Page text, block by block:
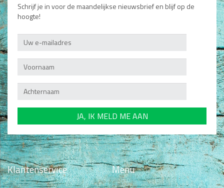
Schrijf je in voor de maandelijkse nieuwsbrief en blijf op de
hoogte!
Klantenservice Menu